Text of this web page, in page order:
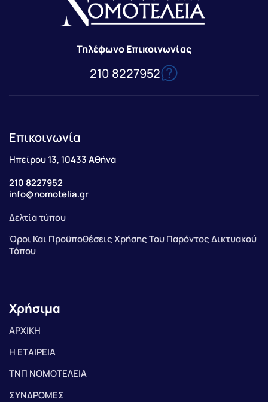
Τηλέφωνο Επικοινωνίας
210 8227952
Επικοινωνία
Ηπείρου 13, 10433 Αθήνα
210 8227952
info@nomotelia.gr
Δελτία τύπου
Όροι Και Προϋποθέσεις Χρήσης Του Παρόντος Δικτυακού
Τόπου
Χρήσιμα
ΑΡΧΙΚΗ
Η ΕΤΑΙΡΕΙΑ
ΤΝΠ ΝΟΜΟΤΕΛΕΙΑ
ΣΥΝΔΡΟΜΕΣ